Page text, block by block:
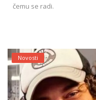
čemu se radi.
Novosti